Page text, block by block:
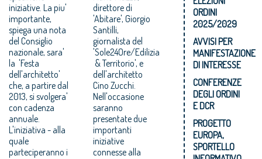
iniziative. La piu'
importante,
spiega una nota
del Consiglio
nazionale, sara'
la 'Festa
dell'architetto'
che, a partire dal
2013, si svolgera'
con cadenza
annuale.
L'iniziativa - alla
quale
parteciperanno i
direttore di
'Abitare', Giorgio
Santilli,
giornalista del
'Sole24Ore/Edilizia
& Territorio', e
dell'architetto
Cino Zucchi.
Nell'occasione
saranno
presentate due
importanti
iniziative
connesse alla
ORDINI
2025/2029
AVVISI PER
MANIFESTAZIONE
DI INTERESSE
CONFERENZE
DEGLI ORDINI
E DCR
PROGETTO
EUROPA,
SPORTELLO